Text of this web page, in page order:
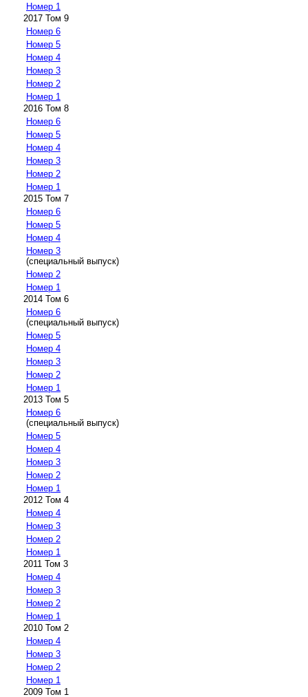
Номер 1
2017 Том 9
Номер 6
Номер 5
Номер 4
Номер 3
Номер 2
Номер 1
2016 Том 8
Номер 6
Номер 5
Номер 4
Номер 3
Номер 2
Номер 1
2015 Том 7
Номер 6
Номер 5
Номер 4
Номер 3
(специальный выпуск)
Номер 2
Номер 1
2014 Том 6
Номер 6
(специальный выпуск)
Номер 5
Номер 4
Номер 3
Номер 2
Номер 1
2013 Том 5
Номер 6
(специальный выпуск)
Номер 5
Номер 4
Номер 3
Номер 2
Номер 1
2012 Том 4
Номер 4
Номер 3
Номер 2
Номер 1
2011 Том 3
Номер 4
Номер 3
Номер 2
Номер 1
2010 Том 2
Номер 4
Номер 3
Номер 2
Номер 1
2009 Том 1